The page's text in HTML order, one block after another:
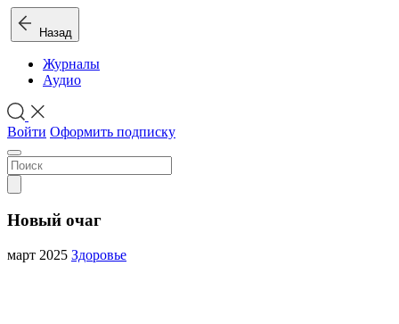
Назад
Журналы
Аудио
Войти Оформить подписку
Новый очаг
март 2025 Здоровье